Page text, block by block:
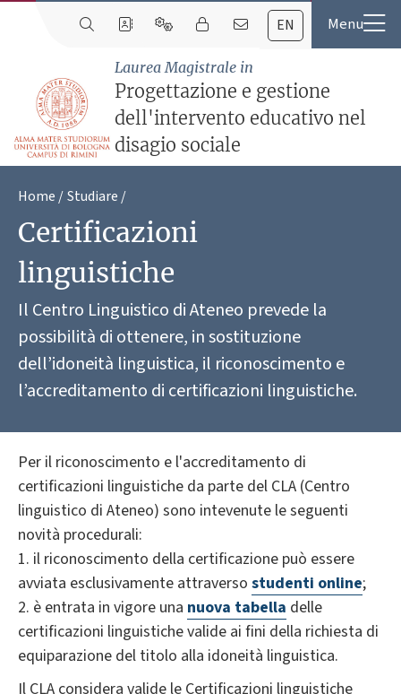
EN
Laurea Magistrale in
Progettazione e gestione
dell'intervento educativo nel
disagio sociale
Home Studiare
Certificazioni
linguistiche
Il Centro Linguistico di Ateneo prevede la
possibilità di ottenere, in sostituzione
dell’idoneità linguistica, il riconoscimento e
l’accreditamento di certificazioni linguistiche.
Per il riconoscimento e l'accreditamento di
certificazioni linguistiche da parte del CLA (Centro
linguistico di Ateneo) sono intevenute le seguenti
novità procedurali:
1. il riconoscimento della certificazione può essere
avviata esclusivamente attraverso studenti online;
2. è entrata in vigore una nuova tabella delle
certificazioni linguistiche valide ai fini della richiesta di
equiparazione del titolo alla idoneità linguistica.
Il CLA considera valide le Certificazioni linguistiche